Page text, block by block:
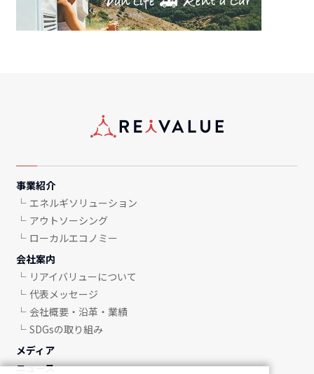
事業紹介
エネルギソリューション
アウトソーシング
ローカルエコノミー
会社案内
リアイバリューについて
代表メッセージ
会社概要・沿革・業績
SDGsの取り組み
メディア
ニュース